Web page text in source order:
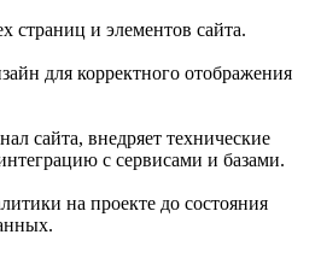
страниц и элементов сайта.
для корректного отображения
сайта, внедряет технические
с сервисами и базами.
на проекте до состояния